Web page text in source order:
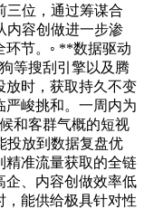
三位，通过筹谋合
内容创做进一步渗
环节。◦ **数据驱动
等搜刮引擎以及腾
放时，获取持久不变
严峻挑和。一周内为
和客群气概的短视
投放到数据复盘优
精准流量获取的全链
企、内容创做效率低
，能供给极具针对性